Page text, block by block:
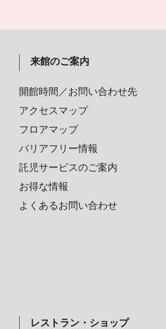
来館のご案内
開館時間／お問い合わせ先
アクセスマップ
フロアマップ
バリアフリー情報
託児サービスのご案内
お得な情報
よくあるお問い合わせ
レストラン・ショップ